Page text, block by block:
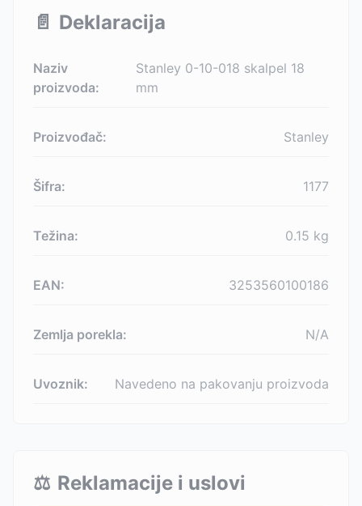
📄 Deklaracija
Naziv
proizvoda:
Stanley 0-10-018 skalpel 18
mm
Proizvođač: Stanley
Šifra: 1177
Težina: 0.15 kg
EAN: 3253560100186
Zemlja porekla: N/A
Uvoznik: Navedeno na pakovanju proizvoda
⚖️ Reklamacije i uslovi